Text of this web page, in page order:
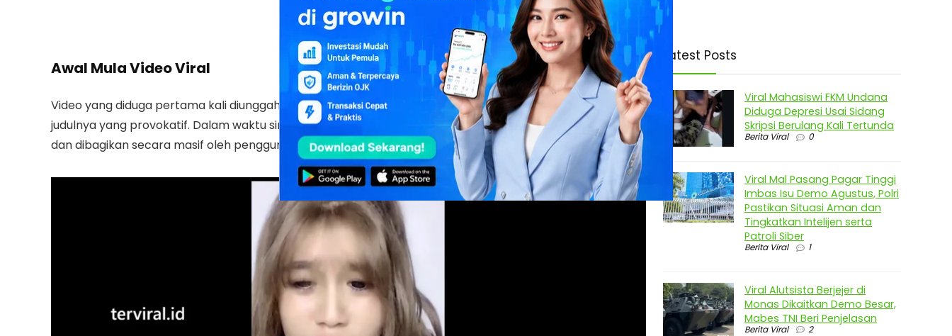
Awal Mula Video Viral
Video yang diduga pertama kali diunggah oleh akun anonim itu langsung menarik perhatian karena
judulnya yang provokatif. Dalam waktu singkat, potongan video tersebut telah ditonton ratusan ribu kali
dan dibagikan secara masif oleh pengguna media sosial.
Latest Posts
Viral Mahasiswi FKM Undana
Diduga Depresi Usai Sidang
Skripsi Berulang Kali Tertunda
Berita Viral 0
Viral Mal Pasang Pagar Tinggi
Imbas Isu Demo Agustus, Polri
Pastikan Situasi Aman dan
Tingkatkan Intelijen serta
Patroli Siber
Berita Viral 1
Viral Alutsista Berjejer di
Monas Dikaitkan Demo Besar,
Mabes TNI Beri Penjelasan
Berita Viral 2